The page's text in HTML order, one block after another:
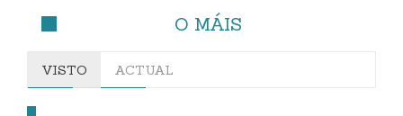
O MÁIS
VISTO ACTUAL